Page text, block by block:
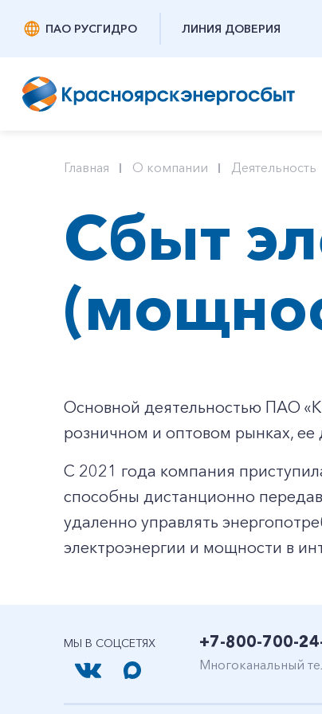
ПАО РУСГИДРО ЛИНИЯ ДОВЕРИЯ
Главная О компании Деятельность
Сбыт
Основной деятельностью ПАО
розничном и оптовом рынках,
С 2021 года компания
способны дистанционно
удаленно управлять
электроэнергии и мощности в
МЫ В СОЦСЕТЯХ +7-800-700-
Многоканальный